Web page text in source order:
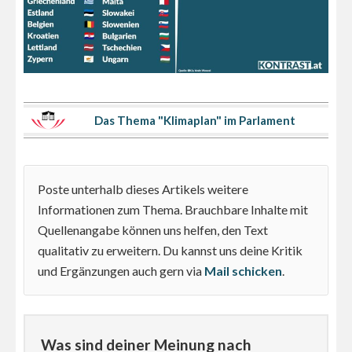
Das Thema "Klimaplan" im Parlament
Poste unterhalb dieses Artikels weitere
Informationen zum Thema. Brauchbare Inhalte mit
Quellenangabe können uns helfen, den Text
qualitativ zu erweitern. Du kannst uns deine Kritik
und Ergänzungen auch gern via Mail schicken.
Was sind deiner Meinung nach